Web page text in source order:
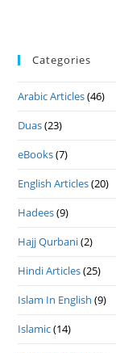
Categories
Arabic Articles(46)
Duas(23)
eBooks(7)
English Articles(20)
Hadees(9)
Hajj Qurbani(2)
Hindi Articles(25)
Islam In English (9)
Islamic(14)